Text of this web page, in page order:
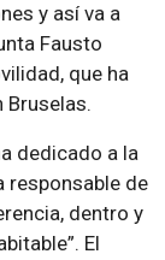
y así va a
Fausto
que ha
Bruselas.
dedicado a la
responsable de
dentro y
. El